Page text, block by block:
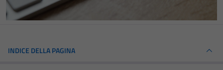
INDICE DELLA PAGINA